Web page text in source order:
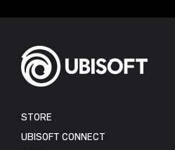
STORE
UBISOFT CONNECT